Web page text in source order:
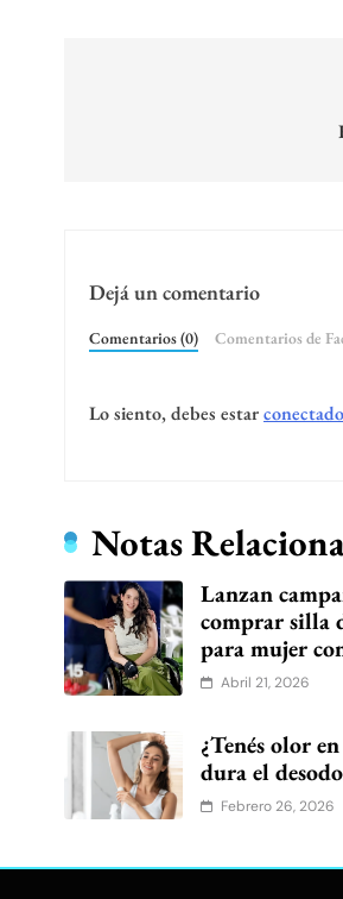
Dejá un comentario
Comentarios (0) Comentarios de
Lo siento, debes estarconectado
Notas
Lanzan
comprar silla
para mujer
Abril 21, 2026
¿Tenés olor
dura el
Febrero 26, 2026